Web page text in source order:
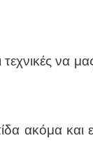
τεχνικές να
ακόμα και